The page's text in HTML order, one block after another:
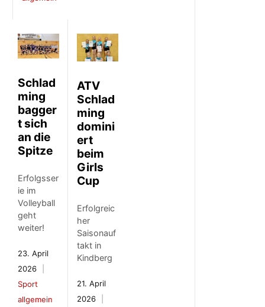
Schlad
ming
bagger
t sich
an die
Spitze
Erfolgsser
ie im
Volleyball
geht
weiter!
23. April
2026
Sport
allgemein
ATV
Schlad
ming
domini
ert
beim
Girls
Cup
Erfolgreic
her
Saisonauf
takt in
Kindberg
21. April
2026